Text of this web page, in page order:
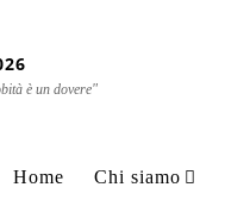
è un dovere"
Home Chi siamo